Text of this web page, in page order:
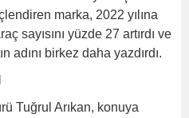
marka, 2022 yılına
sayısını yüzde 27 artırdı ve
adını birkez daha yazdırdı.
Tuğrul Arıkan, konuya